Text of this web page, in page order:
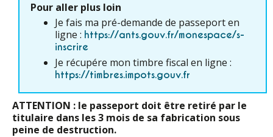
Pour aller plus loin
Je fais ma pré-demande de passeport en
ligne : https://ants.gouv.fr/monespace/s-
inscrire
Je récupére mon timbre fiscal en ligne :
https://timbres.impots.gouv.fr
ATTENTION : le passeport doit être retiré par le
titulaire dans les 3 mois de sa fabrication sous
peine de destruction.